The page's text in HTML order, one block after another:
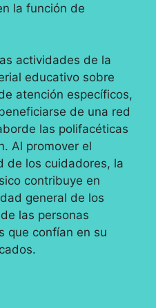
la función de
actividades de la
educativo sobre
atención específicos,
de una red
las polifacéticas
Al promover el
de los cuidadores, la
contribuye en
general de los
las personas
que confían en su